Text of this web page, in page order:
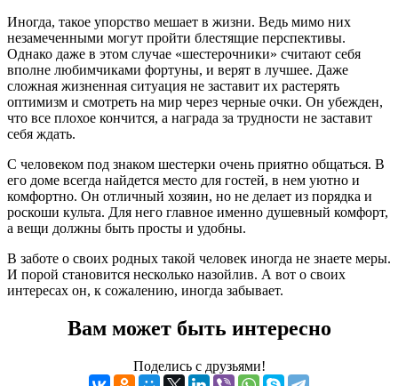
Иногда, такое упорство мешает в жизни. Ведь мимо них
незамеченными могут пройти блестящие перспективы.
Однако даже в этом случае «шестерочники» считают себя
вполне любимчиками фортуны, и верят в лучшее. Даже
сложная жизненная ситуация не заставит их растерять
оптимизм и смотреть на мир через черные очки. Он убежден,
что все плохое кончится, а награда за трудности не заставит
себя ждать.
С человеком под знаком шестерки очень приятно общаться. В
его доме всегда найдется место для гостей, в нем уютно и
комфортно. Он отличный хозяин, но не делает из порядка и
роскоши культа. Для него главное именно душевный комфорт,
а вещи должны быть просты и удобны.
В заботе о своих родных такой человек иногда не знаете меры.
И порой становится несколько назойлив. А вот о своих
интересах он, к сожалению, иногда забывает.
Вам может быть интересно
Поделись с друзьями!